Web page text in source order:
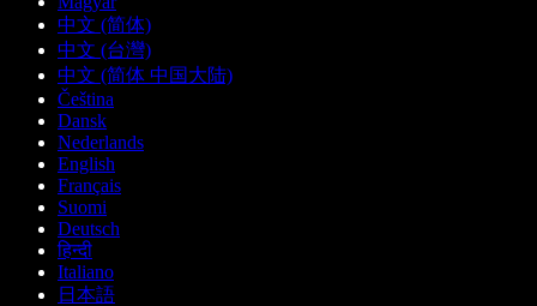
中文 (简体)
中文 (台灣)
中文 (简体 中国大陆)
Čeština
Dansk
Nederlands
English
Français
Suomi
Deutsch
हिन्दी
Italiano
日本語